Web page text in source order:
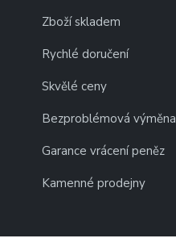
Zboží skladem
Rychlé doručení
Skvělé ceny
Bezproblémová výměna
Garance vrácení peněz
Kamenné prodejny